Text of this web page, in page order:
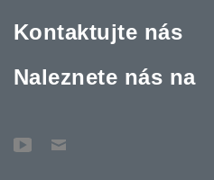
Kontaktujte nás
Naleznete nás na